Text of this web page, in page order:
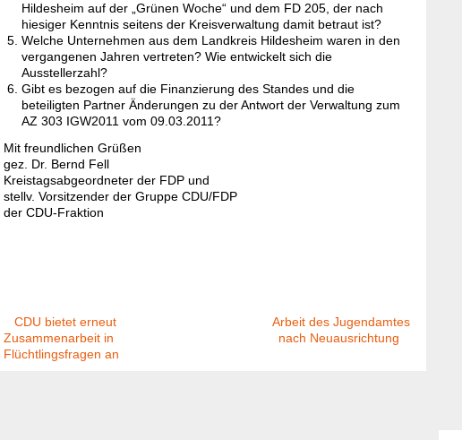
Hildesheim auf der „Grünen Woche“ und dem FD 205, der nach
hiesiger Kenntnis seitens der Kreisverwaltung damit betraut ist?
Welche Unternehmen aus dem Landkreis Hildesheim waren in den
vergangenen Jahren vertreten? Wie entwickelt sich die
Ausstellerzahl?
Gibt es bezogen auf die Finanzierung des Standes und die
beteiligten Partner Änderungen zu der Antwort der Verwaltung zum
AZ 303 IGW2011 vom 09.03.2011?
Mit freundlichen Grüßen
gez. Dr. Bernd Fell
Kreistagsabgeordneter der FDP und
stellv. Vorsitzender der Gruppe CDU/FDP
der CDU-Fraktion
CDU bietet erneut
Zusammenarbeit in
Flüchtlingsfragen an
Arbeit des Jugendamtes
nach Neuausrichtung